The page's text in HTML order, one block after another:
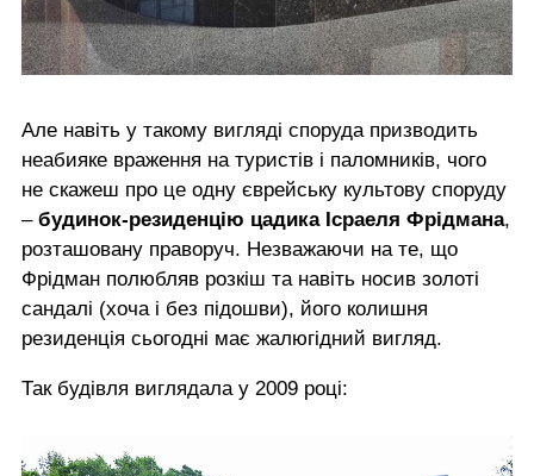
Але навіть у такому вигляді споруда призводить
неабияке враження на туристів і паломників, чого
не скажеш про це одну єврейську культову споруду
– будинок-резиденцію цадика Ісраеля Фрідмана,
розташовану праворуч. Незважаючи на те, що
Фрідман полюбляв розкіш та навіть носив золоті
сандалі (хоча і без підошви), його колишня
резиденція сьогодні має жалюгідний вигляд.
Так будівля виглядала у 2009 році: